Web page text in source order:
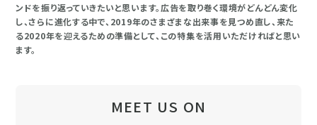
ンドを振り返っていきたいと思います。広告を取り巻く環境がどんどん変化
し、さらに進化する中で、2019年のさまざまな出来事を見つめ直し、来た
る2020年を迎えるための準備として、この特集を活用いただければと思い
ます。
MEET US ON